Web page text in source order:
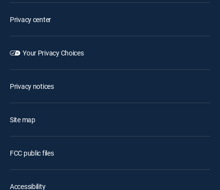
Privacy center
Your Privacy Choices
Privacy notices
Site map
FCC public files
Accessibility